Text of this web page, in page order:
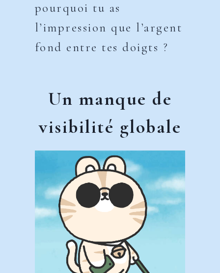
pourquoi tu as
l’impression que l’argent
fond entre tes doigts ?
Un manque de
visibilité globale